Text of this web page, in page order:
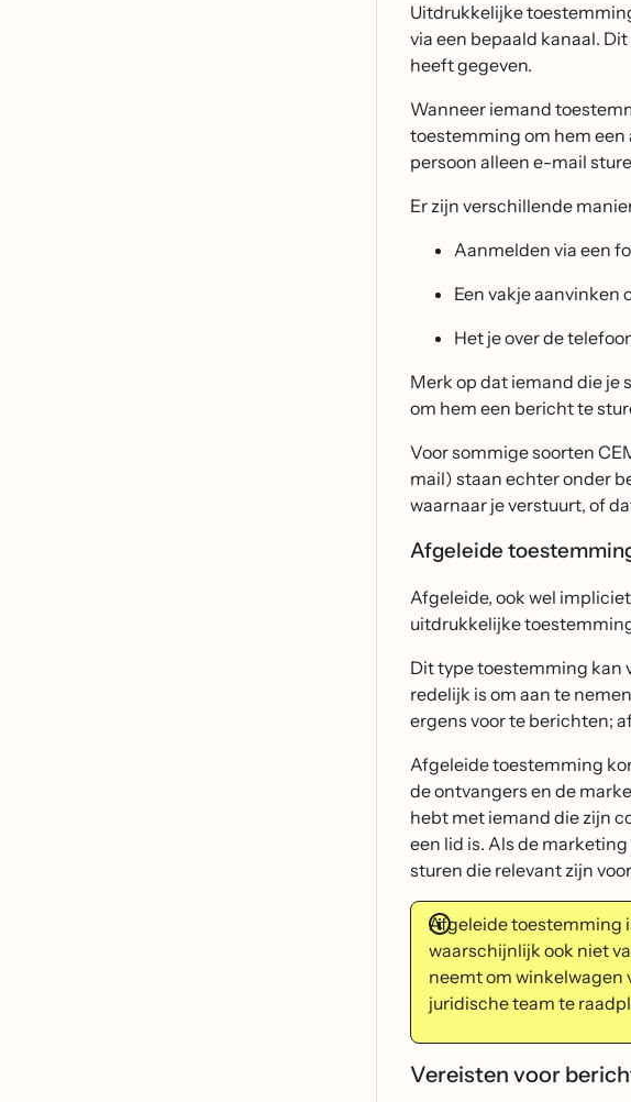
Uitdrukkelijke
via een bepaald kanaal.
heeft gegeven.
Wanneer iemand
toestemming om hem een
persoon alleen e-mail
Er zijn verschillende
Aanmelden via een
Een vakje aanvinken
Het je over de
Merk op dat iemand die je
om hem een bericht te
Voor sommige soorten
mail) staan echter onder
waarnaar je verstuurt, of
Afgeleide
Afgeleide, ook wel
uitdrukkelijke
Dit type toestemming kan
redelijk is om aan te
ergens voor te berichten;
Afgeleide toestemming
de ontvangers en de
hebt met iemand die zijn
een lid is. Als de
sturen die relevant zijn
Afgeleide toestemming
waarschijnlijk ook niet
neemt om winkelwagen
juridische team te
Vereisten voor